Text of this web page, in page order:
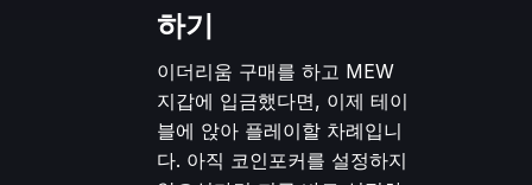
하기
이더리움 구매를 하고 MEW
지갑에 입금했다면, 이제 테이
블에 앉아 플레이할 차례입니
다. 아직 코인포커를 설정하지